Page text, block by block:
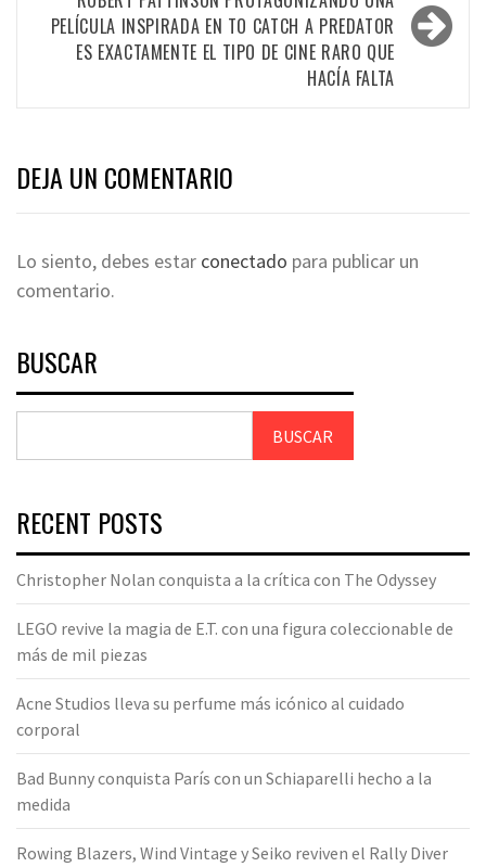
PELÍCULA INSPIRADA EN TO CATCH A PREDATOR
ES EXACTAMENTE EL TIPO DE CINE RARO QUE
HACÍA FALTA
DEJA UN COMENTARIO
Lo siento, debes estar conectado para publicar un
comentario.
BUSCAR
BUSCAR
RECENT POSTS
Christopher Nolan conquista a la crítica con The Odyssey
LEGO revive la magia de E.T. con una figura coleccionable de
más de mil piezas
Acne Studios lleva su perfume más icónico al cuidado
corporal
Bad Bunny conquista París con un Schiaparelli hecho a la
medida
Rowing Blazers, Wind Vintage y Seiko reviven el Rally Diver